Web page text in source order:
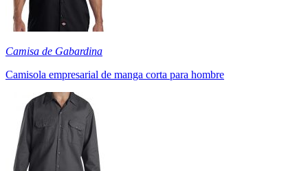
Camisa de Gabardina
Camisola empresarial de manga corta para hombre